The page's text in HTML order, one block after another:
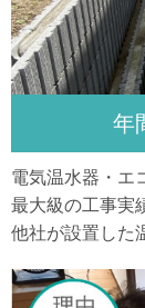
年
電気温水器・エ
最大級の工事実
他社が設置した